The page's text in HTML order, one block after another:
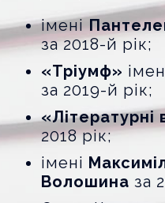
імені
за 2018-й рік;
«Тріумф»
за 2019-й рік;
«Літературні
2018 рік;
імені
Волошина за